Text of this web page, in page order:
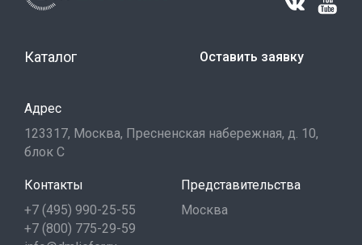
Каталог Оставить заявку
Адрес
123317, Москва, Пресненская набережная, д. 10,
блок С
Контакты
+7 (495) 990-25-55
+7 (800) 775-29-59
Представительства
Москва